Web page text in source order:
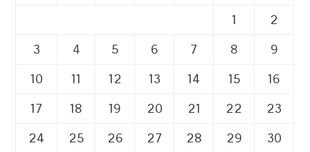
1
2
3
4 5 6 7 8
9
10
11 12 13 14 15
16
17
18 19 20 21 22
23
24
25 26 27 28 29
30